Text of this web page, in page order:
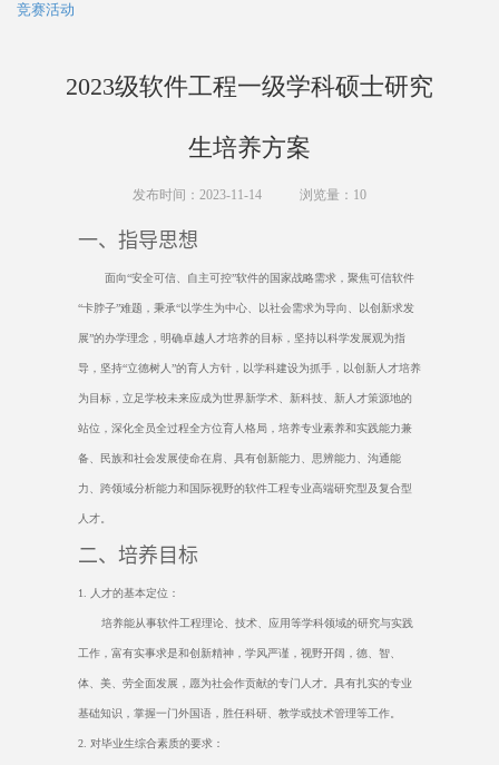
竞赛活动
2023级软件工程一级学科硕士研究
生培养方案
发布时间：2023-11-14 浏览量： 10
一、指导思想
面向“安全可信、自主可控”软件的国家战略需求，聚焦可信软件
“卡脖子”难题，秉承“以学生为中心、以社会需求为导向、以创新求发
展”的办学理念，明确卓越人才培养的目标，坚持以科学发展观为指
导，坚持“立德树人”的育人方针，以学科建设为抓手，以创新人才培养
为目标，立足学校未来应成为世界新学术、新科技、新人才策源地的
站位，深化全员全过程全方位育人格局，培养专业素养和实践能力兼
备、民族和社会发展使命在肩、具有创新能力、思辨能力、沟通能
力、跨领域分析能力和国际视野的软件工程专业高端研究型及复合型
人才。
二、培养目标
1. 人才的基本定位：
培养能从事软件工程理论、技术、应用等学科领域的研究与实践
工作，富有实事求是和创新精神，学风严谨，视野开阔，德、智、
体、美、劳全面发展，愿为社会作贡献的专门人才。具有扎实的专业
基础知识，掌握一门外国语，胜任科研、教学或技术管理等工作。
2. 对毕业生综合素质的要求：